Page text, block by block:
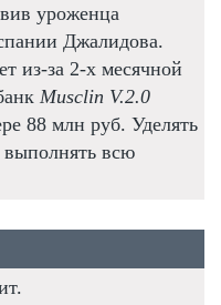
уроженца
Джалидова.
из-за 2-х месячной
Musclin V.2.0
88 млн руб. Уделять
выполнять всю